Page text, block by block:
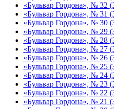
«Бульвар Гордона», № 32
«Бульвар Гордона», № 31
«Бульвар Гордона», № 30
«Бульвар Гордона», № 29
«Бульвар Гордона», № 28
«Бульвар Гордона», № 27
«Бульвар Гордона», № 26
«Бульвар Гордона», № 25
«Бульвар Гордона», № 24
«Бульвар Гордона», № 23
«Бульвар Гордона», № 22
«Бульвар Гордона», № 21